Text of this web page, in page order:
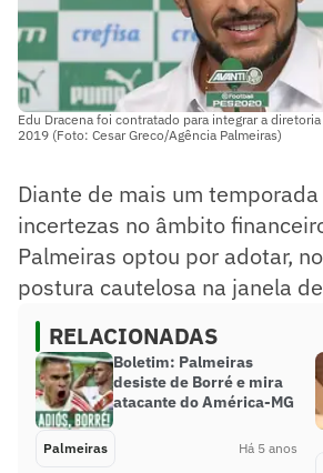
Edu Dracena foi contratado para integrar a
2019 (Foto: Cesar Greco/Agência Palmeiras)
Diante de mais um
incertezas no âmbito
Palmeiras optou por adotar,
postura cautelosa na janela
RELACIONADAS
Boletim: Palmeiras
desiste de Borré e mira
atacante do América-MG
Palmeiras Há 5 anos